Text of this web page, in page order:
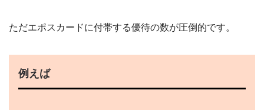
ただエポスカードに付帯する優待の数が圧倒的です。
例えば